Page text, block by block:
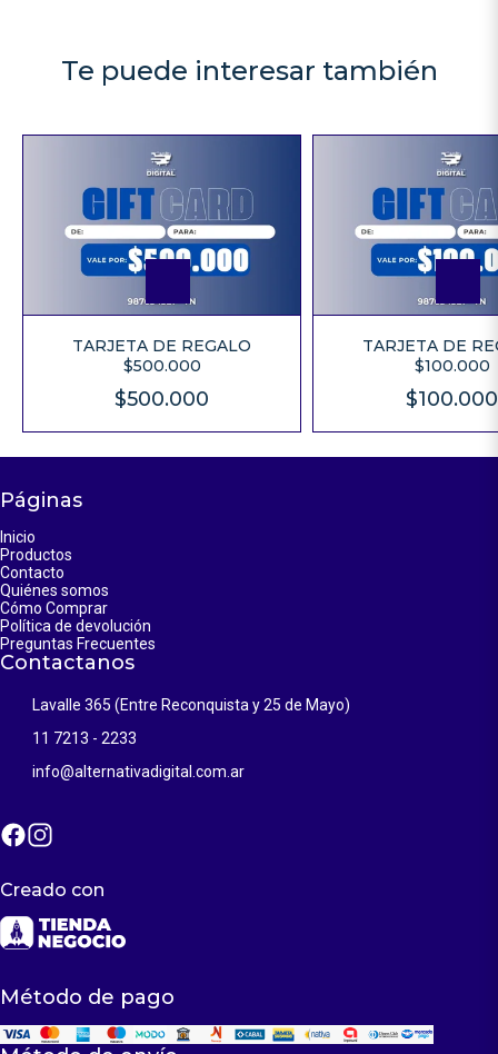
Te puede interesar también
TARJETA DE REGALO
$500.000
$500.000
TARJETA DE
$100.000
$100.000
Páginas
Inicio
Productos
Contacto
Quiénes somos
Cómo Comprar
Política de devolución
Preguntas Frecuentes
Contactanos
Lavalle 365 (Entre Reconquista y 25 de Mayo)
11 7213 - 2233
info@alternativadigital.com.ar
Creado con
Método de pago